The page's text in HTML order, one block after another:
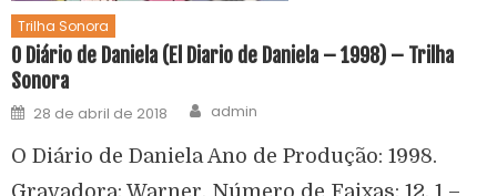
Trilha Sonora
O Diário de Daniela (El Diario de Daniela – 1998) – Trilha
Sonora
28 de abril de 2018 admin
O Diário de Daniela Ano de Produção: 1998.
Gravadora: Warner. Número de Faixas: 12. 1 –